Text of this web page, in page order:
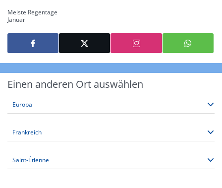
Meiste Regentage
Januar
Einen anderen Ort auswählen